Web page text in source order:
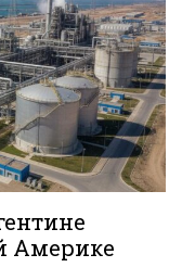
Америке